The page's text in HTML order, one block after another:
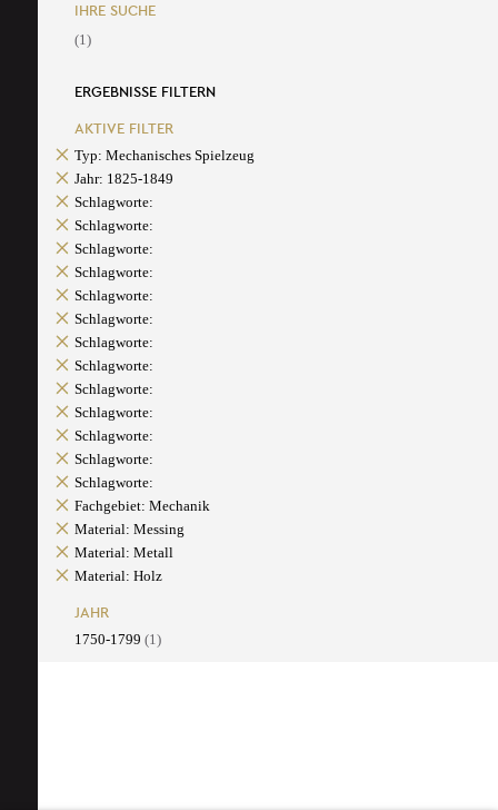
IHRE SUCHE
(1)
ERGEBNISSE FILTERN
AKTIVE FILTER
Typ: Mechanisches Spielzeug
Jahr: 1825-1849
Schlagworte:
Schlagworte:
Schlagworte:
Schlagworte:
Schlagworte:
Schlagworte:
Schlagworte:
Schlagworte:
Schlagworte:
Schlagworte:
Schlagworte:
Schlagworte:
Schlagworte:
Fachgebiet: Mechanik
Material: Messing
Material: Metall
Material: Holz
JAHR
1750-1799 (1)